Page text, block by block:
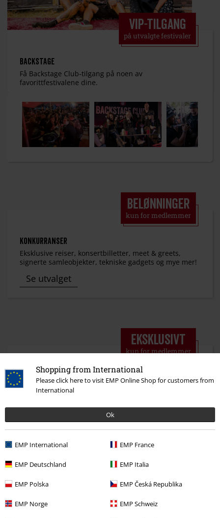
Shopping from International
Please click here to visit EMP Online Shop for customers from
International
Ok
EMP International EMP France
EMP Deutschland EMP Italia
EMP Polska EMP Česká Republika
EMP Norge EMP Schweiz
VIP-tilgang
på utvalgte festivaler
Backstage
Få Backstage Club-tilgang på noen av
favorittfestivalene dine.
Belønninger
kun for medlemmer
Konkurranser
Eksklusive reiser, konsertbilletter, meet & greets,
signerte samleobjekter, tekniske gadgets og mye mer!
Se utvalget
Eksklusivt
kun for medlemmer
BSC
Eksklusive konserter, kun for våre klubbmedlemmer.
Eksklusive fordeler
hos partnershops
Partnerfordeler
favoritter og sjekk ut våre nyeste stiler! Dette er et